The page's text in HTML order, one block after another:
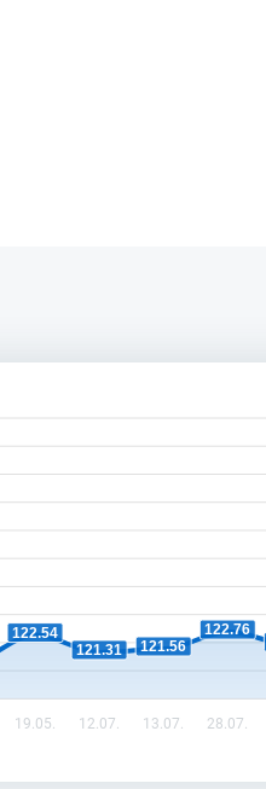
122.54
121.31
121.56
122.76
19.05. 12.07. 13.07. 28.07.